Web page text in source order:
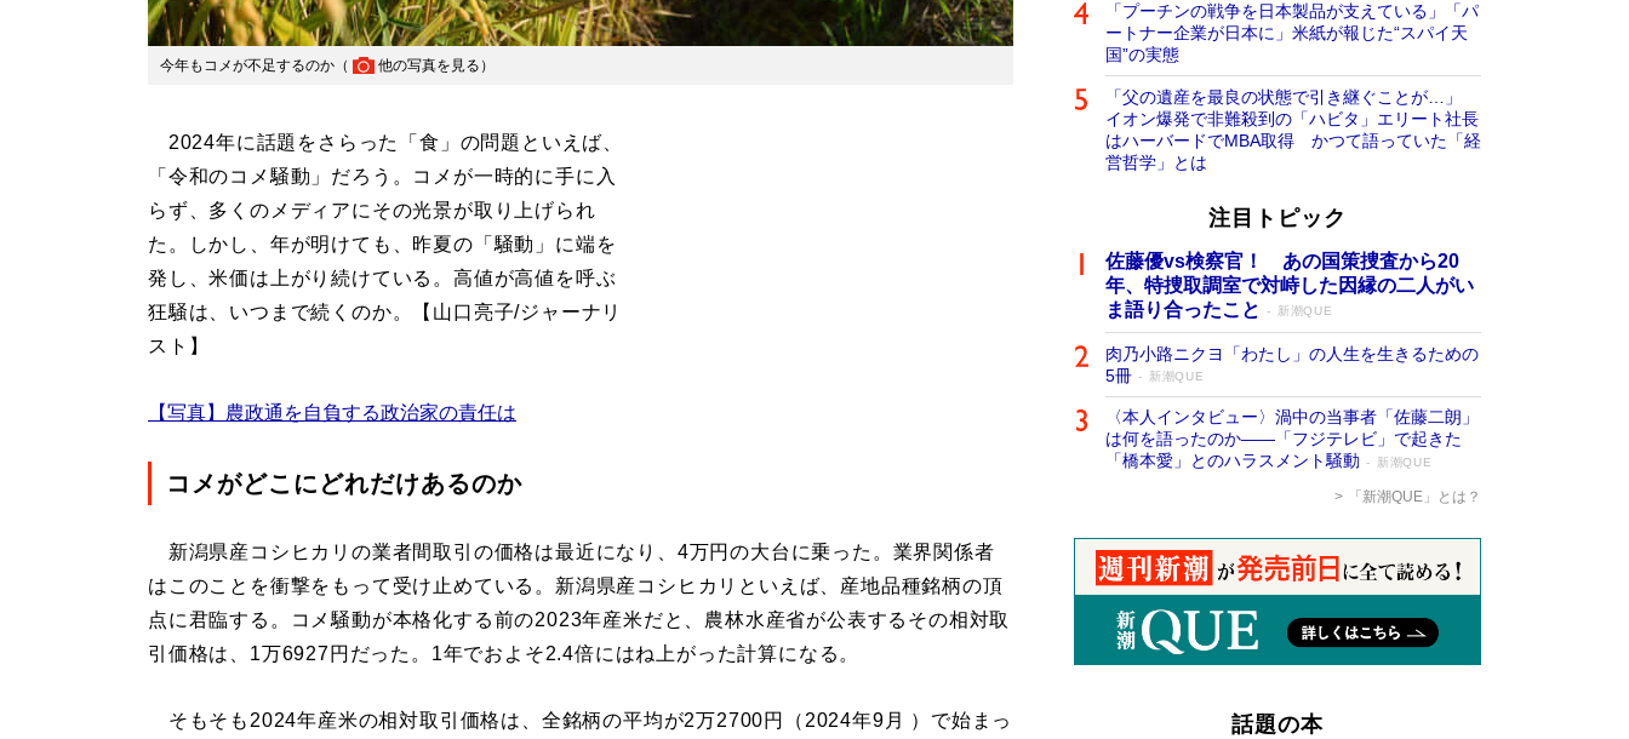
今年もコメが不足するのか（ 他の写真を見る ）
2024年に話題をさらった「食」の問題といえば、
「令和のコメ騒動」だろう。コメが一時的に手に入
らず、多くのメディアにその光景が取り上げられ
た。しかし、年が明けても、昨夏の「騒動」に端を
発し、米価は上がり続けている。高値が高値を呼ぶ
狂騒は、いつまで続くのか。【山口亮子/ジャーナリ
スト】
【写真】農政通を自負する政治家の責任は
コメがどこにどれだけあるのか
新潟県産コシヒカリの業者間取引の価格は最近になり、4万円の大台に乗った。業界関係者
はこのことを衝撃をもって受け止めている。新潟県産コシヒカリといえば、産地品種銘柄の頂
点に君臨する。コメ騒動が本格化する前の2023年産米だと、農林水産省が公表するその相対取
引価格は、1万6927円だった。1年でおよそ2.4倍にはね上がった計算になる。
そもそも2024年産米の相対取引価格は、全銘柄の平均が2万2700円（2024年9月 ）で始まっ
「プーチンの戦争を日本製品が支えている」「パ
ートナー企業が日本に」米紙が報じた“スパイ天
国”の実態
「父の遺産を最良の状態で引き継ぐことが…」
イオン爆発で非難殺到の「ハビタ」エリート社長
はハーバードでMBA取得 かつて語っていた「経
営哲学」とは
注目トピック
佐藤優vs検察官！ あの国策捜査から20
年、特捜取調室で対峙した因縁の二人がい
ま語り合ったこと
新潮QUE
肉乃小路ニクヨ「わたし」の人生を生きるための
5冊
新潮QUE
〈本人インタビュー〉渦中の当事者「佐藤二朗」
は何を語ったのか――「フジテレビ」で起きた
「橋本愛」とのハラスメント騒動
新潮QUE
「新潮QUE」とは？
話題の本